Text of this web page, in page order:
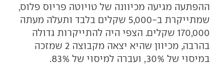
ההפתעה מגיעה מכיוונה של טויוטה פריוס פלוס,
שמתייקרת ב-5,000 שקלים בלבד ותעלה מעתה
170,000 שקלים. הצפי היה להתייקרות גדולה
בהרבה, מכיוון שהיא יצאה מקבוצה 2 שמזכה
במיסוי של 30%, ועברה למיסוי של 83%.